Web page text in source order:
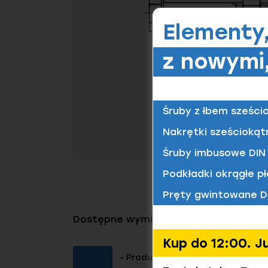
Dostępne wymiary tego produktu
- Produkt dostępny (Kliknij aby
z
Śruby z łbem
Nakrętki
Śruby imbusowe DIN
Podkładki okrągłe
Pręty gwintowane
Kup do 12:00.